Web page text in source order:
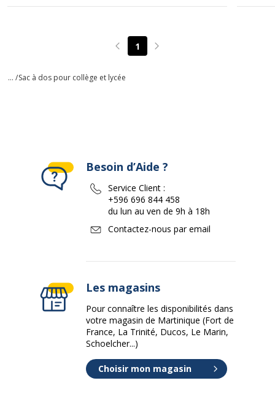
Page précédente
1 Page suivante
... /Sac à dos pour collège et lycée
Besoin d’Aide ?
Service Client :
+596 696 844 458
du lun au ven de 9h à 18h
Contactez-nous par email
Les magasins
Pour connaître les disponibilités dans
votre magasin de Martinique (Fort de
France, La Trinité, Ducos, Le Marin,
Schoelcher...)
Choisir mon magasin